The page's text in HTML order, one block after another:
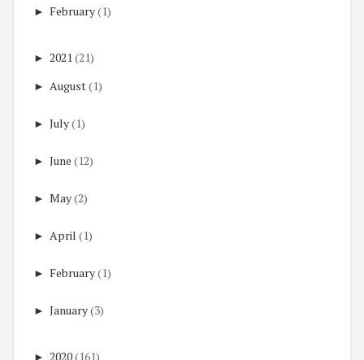
► February(1)
► 2021 (21)
► August(1)
► July(1)
► June (12)
► May(2)
► April (1)
► February(1)
► January(3)
► 2020(161)